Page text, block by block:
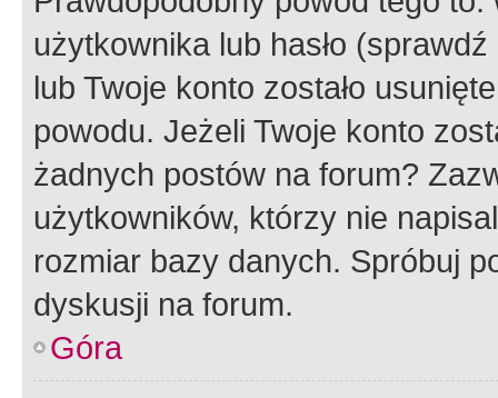
użytkownika lub hasło
lub Twoje konto zostało
powodu. Jeżeli Twoje konto
żadnych postów na forum?
użytkowników, którzy nie
rozmiar bazy danych. Spróbuj
dyskusji na forum.
Góra